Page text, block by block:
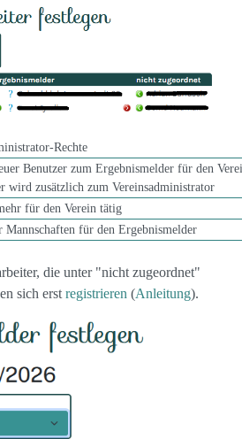
Rechte
Benutzer zum Ergebnismelder für den
wird zusätzlich zum Vereinsadministrator
für den Verein tätig
für den Ergebnismelder
die unter "nicht zugeordnet"
sich erst registrieren (Anleitung).